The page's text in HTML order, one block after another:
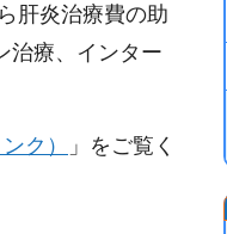
肝炎治療費の助
治療、インター
ク）
」をご覧く